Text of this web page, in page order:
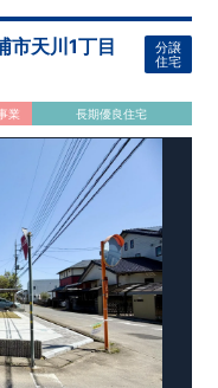
項目も評価を受けてお
だわりの内装！​家
！​全居室クローゼッ
適！LDK床暖房標準装
​平日、休日 時間帯
合わせください！​
(営業時間 9:30～
市天川1丁目
分譲
住宅
業 長期優良住宅